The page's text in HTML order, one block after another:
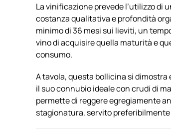
La vinificazione prevede l’utilizzo di
costanza qualitativa e profondità
minimo di 36 mesi sui lieviti, un
vino di acquisire quella maturità e
consumo.
A tavola, questa bollicina si
il suo connubio ideale con crudi di
permette di reggere egregiamente
stagionatura, servito